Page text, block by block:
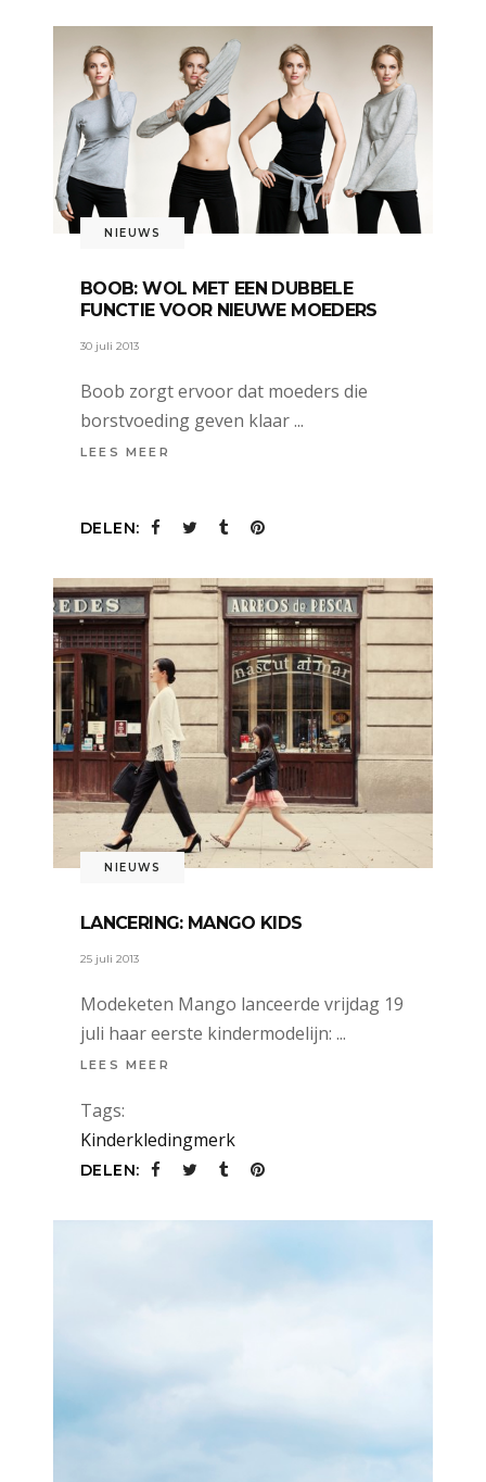
NIEUWS
BOOB: WOL MET EEN DUBBELE
FUNCTIE VOOR NIEUWE MOEDERS
30 juli 2013
Boob zorgt ervoor dat moeders die
borstvoeding geven klaar
LEES MEER
DELEN:
NIEUWS
LANCERING: MANGO KIDS
25 juli 2013
Modeketen Mango lanceerde vrijdag 19
juli haar eerste kindermodelijn:
LEES MEER
Tags:
Kinderkledingmerk
DELEN: